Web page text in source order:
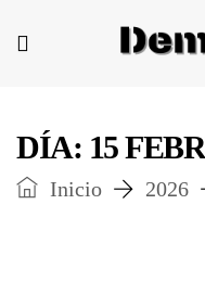
DÍA: 15
Inicio 2026